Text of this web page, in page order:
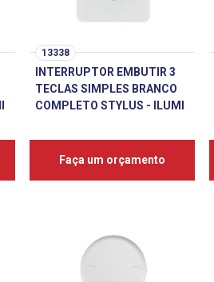
13338
INTERRUPTOR EMBUTIR 3
TECLAS SIMPLES BRANCO
COMPLETO STYLUS - ILUMI
Faça um orçamento